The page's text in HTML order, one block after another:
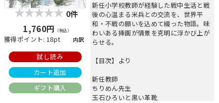
0件
1,760円 （税込）
獲得ポイント: 18pt 内訳
試し読み
カート追加
ギフト購入
新任小学校教師が経験した戦中生活と戦
後の心温まる米兵との交流を、世界平
和・不戦の願いを込めて綴った物語。味
わいある挿画が情景を克明に浮かび上が
らせる。
【目次】より
新任教師
ちりめん先生
玉石ひろいと黒い革靴